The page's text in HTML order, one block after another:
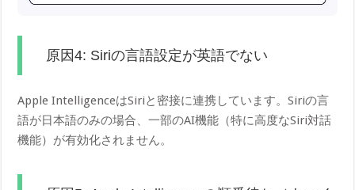
原因4: Siriの言語設定が英語でない
Apple IntelligenceはSiriと密接に連携しています。Siriの言
語が日本語のみの場合、一部のAI機能（特に高度なSiri対話
機能）が有効化されません。